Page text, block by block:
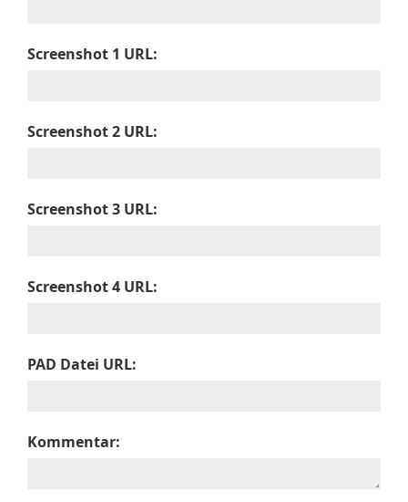
Screenshot 1 URL:
Screenshot 2 URL:
Screenshot 3 URL:
Screenshot 4 URL:
PAD Datei URL:
Kommentar: